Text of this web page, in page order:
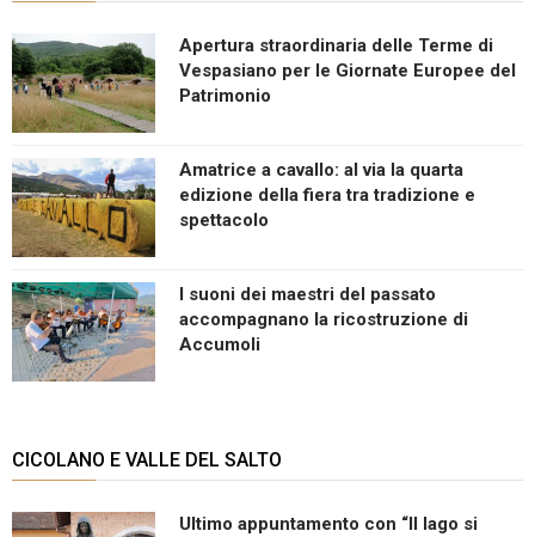
Apertura straordinaria delle Terme di
Vespasiano per le Giornate Europee del
Patrimonio
Amatrice a cavallo: al via la quarta
edizione della fiera tra tradizione e
spettacolo
I suoni dei maestri del passato
accompagnano la ricostruzione di
Accumoli
CICOLANO E VALLE DEL SALTO
Ultimo appuntamento con “Il lago si